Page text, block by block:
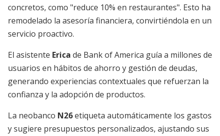
concretos, como "reduce 10% en restaurantes". Esto ha
remodelado la asesoría financiera, convirtiéndola en un
servicio proactivo.
El asistente Erica de Bank of America guía a millones de
usuarios en hábitos de ahorro y gestión de deudas,
generando experiencias contextuales que refuerzan la
confianza y la adopción de productos.
La neobanco N26etiqueta automáticamente los gastos
y sugiere presupuestos personalizados, ajustando sus